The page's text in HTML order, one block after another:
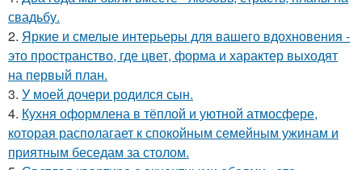
свадьбу.
2. Яркие и смелые интерьеры для вашего вдохновения -
это пространство, где цвет, форма и характер выходят
на первый план.
3. У моей дочери родился сын.
4. Кухня оформлена в тёплой и уютной атмосфере,
которая располагает к спокойным семейным ужинам и
приятным беседам за столом.